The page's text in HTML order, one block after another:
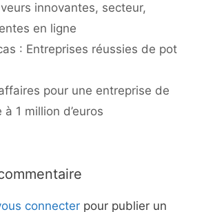
innovantes, secteur,
en ligne
: Entreprises réussies de pot
pour une entreprise de
1 million d’euros
connecter pour publier un